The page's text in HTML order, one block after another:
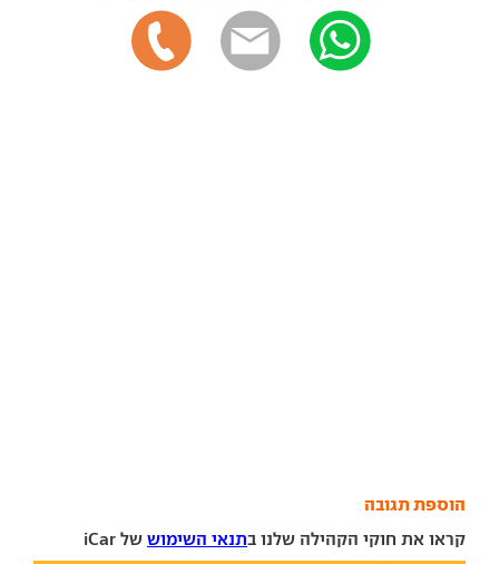
הוספת תגובה
קראו את חוקי הקהילה שלנו בתנאי השימוש של iCar